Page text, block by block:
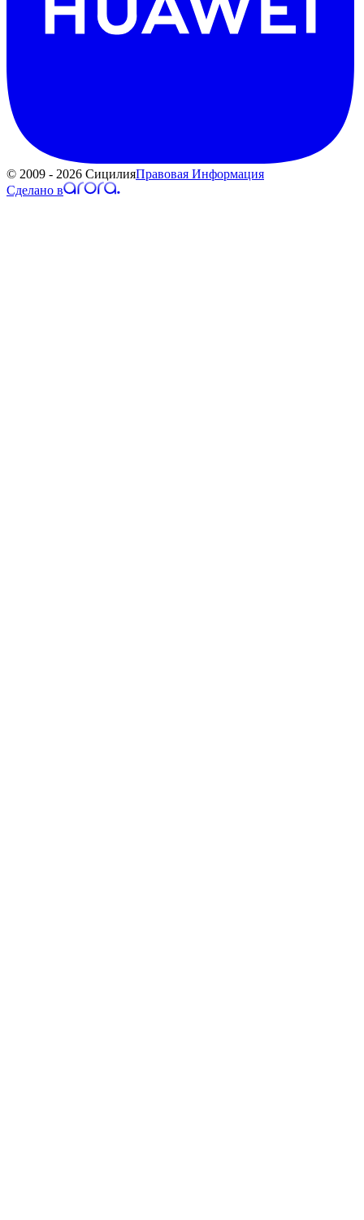
© 2009 - 2026 СицилияПравовая Информация
Сделано в